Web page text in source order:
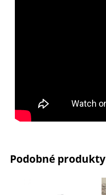
Podobné produkty